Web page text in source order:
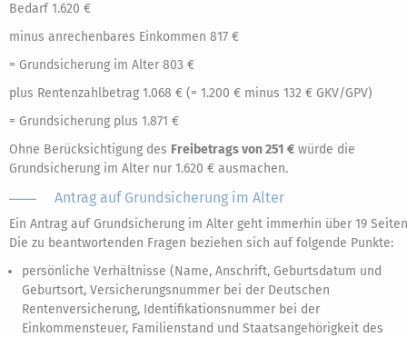
Bedarf 1.620 €
minus anrechenbares Einkommen 817 €
= Grundsicherung im Alter 803 €
plus Rentenzahlbetrag 1.068 € (= 1.200 € minus 132 € GKV/GPV)
= Grundsicherung plus 1.871 €
Ohne Berücksichtigung des Freibetrags von 251 € würde die
Grundsicherung im Alter nur 1.620 € ausmachen.
Antrag auf Grundsicherung im Alter
Ein Antrag auf Grundsicherung im Alter geht immerhin über 19
Die zu beantwortenden Fragen beziehen sich auf folgende Punkte:
persönliche Verhältnisse (Name, Anschrift, Geburtsdatum und
Geburtsort, Versicherungsnummer bei der Deutschen
Rentenversicherung, Identifikationsnummer bei der
Einkommensteuer, Familienstand und Staatsangehörigkeit des